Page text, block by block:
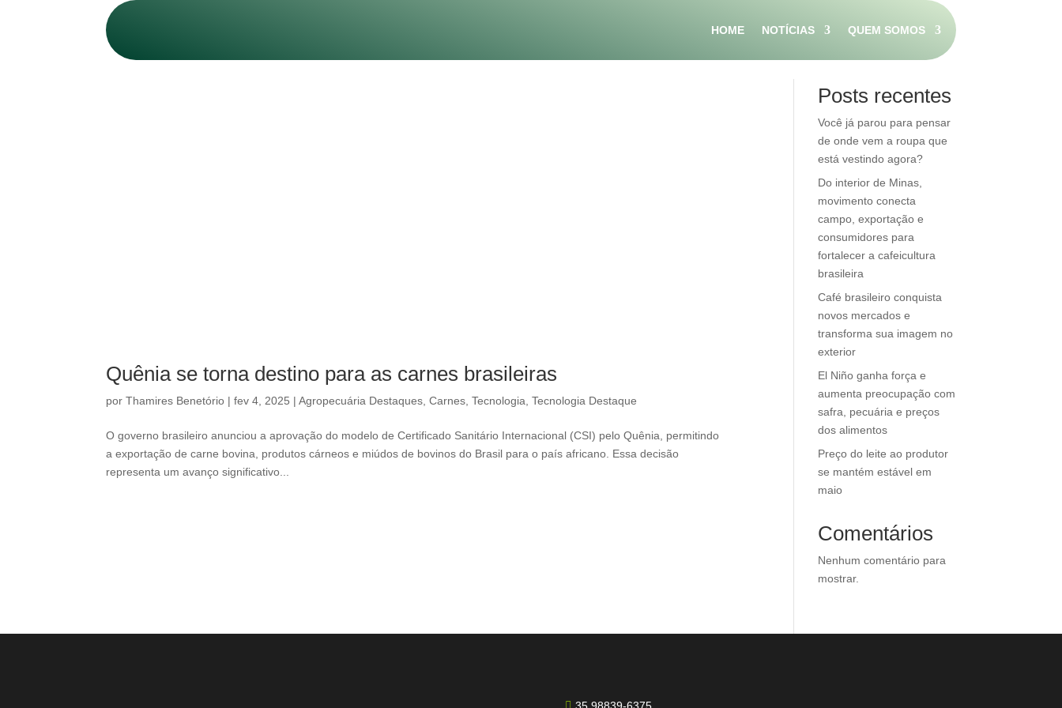
HOME NOTÍCIAS QUEM SOMOS
Quênia se torna destino para as carnes brasileiras
porThamires Benetório |fev 4, 2025 |Agropecuária Destaques,Carnes,Tecnologia,Tecnologia Destaque
O governo brasileiro anunciou a aprovação do modelo de Certificado Sanitário Internacional (CSI) pelo Quênia, permitindo
a exportação de carne bovina, produtos cárneos e miúdos de bovinos do Brasil para o país africano. Essa decisão
representa um avanço significativo...
Posts recentes
Você já parou para pensar
de onde vem a roupa que
está vestindo agora?
Do interior de Minas,
movimento conecta
campo, exportação e
consumidores para
fortalecer a cafeicultura
brasileira
Café brasileiro conquista
novos mercados e
transforma sua imagem no
exterior
El Niño ganha força e
aumenta preocupação com
safra, pecuária e preços
dos alimentos
Preço do leite ao produtor
se mantém estável em
maio
Comentários
Nenhum comentário para
mostrar.
